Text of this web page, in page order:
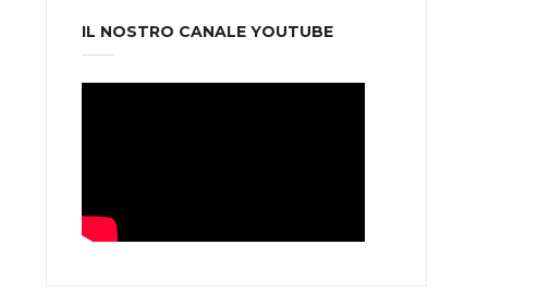
IL NOSTRO CANALE YOUTUBE